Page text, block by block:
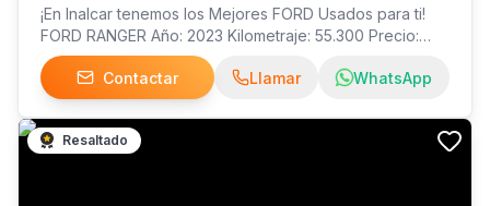
¡En Inalcar tenemos los Mejores FORD Usados para ti!
FORD RANGER Año: 2023 Kilometraje: 55.300 Precio:
$28.990.000 ¡Visítanos!
Contactar
Llamar WhatsApp
Resaltado